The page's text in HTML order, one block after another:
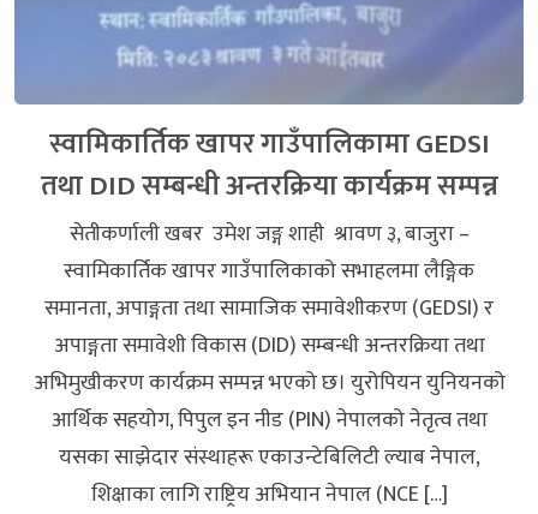
स्वामिकार्तिक खापर गाउँपालिकामा GEDSI
तथा DID सम्बन्धी अन्तरक्रिया कार्यक्रम सम्पन्न
सेतीकर्णाली खबर उमेश जङ्ग शाही श्रावण ३, बाजुरा –
स्वामिकार्तिक खापर गाउँपालिकाको सभाहलमा लैङ्गिक
समानता, अपाङ्गता तथा सामाजिक समावेशीकरण (GEDSI) र
अपाङ्गता समावेशी विकास (DID) सम्बन्धी अन्तरक्रिया तथा
अभिमुखीकरण कार्यक्रम सम्पन्न भएको छ। युरोपियन युनियनको
आर्थिक सहयोग, पिपुल इन नीड (PIN) नेपालको नेतृत्व तथा
यसका साझेदार संस्थाहरू एकाउन्टेबिलिटी ल्याब नेपाल,
शिक्षाका लागि राष्ट्रिय अभियान नेपाल (NCE […]